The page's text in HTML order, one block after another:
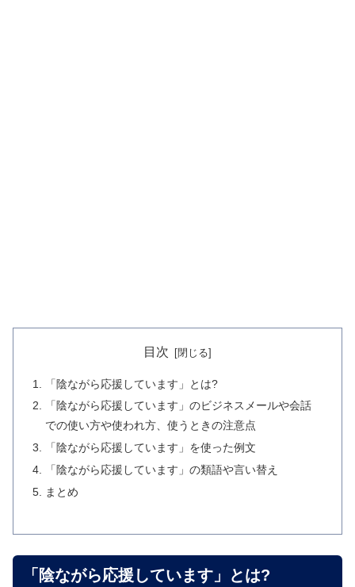
目次
「陰ながら応援しています」とは?
「陰ながら応援しています」のビジネスメールや会話
での使い方や使われ方、使うときの注意点
「陰ながら応援しています」を使った例文
「陰ながら応援しています」の類語や言い替え
まとめ
「陰ながら応援しています」とは?